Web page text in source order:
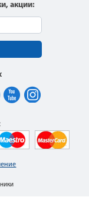
акции: